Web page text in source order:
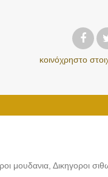
κοινόχρηστο
μουδανια, Δικηγοροι